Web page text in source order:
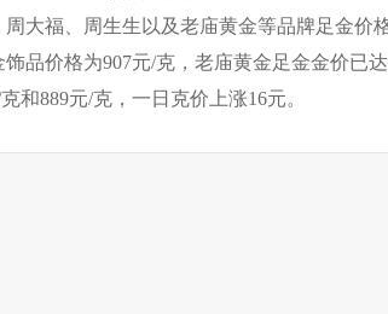
大福、周生生以及老庙黄金等品牌足金价
品价格为907元/克，老庙黄金足金金价已
和889元/克，一日克价上涨16元。